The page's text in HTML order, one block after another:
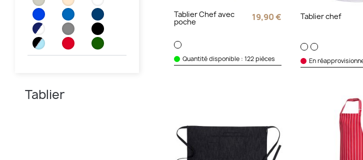
Tablier
Tablier Chef avec
poche 19,90 €
Quantité disponible : 122 pièces
Tablier chef
En